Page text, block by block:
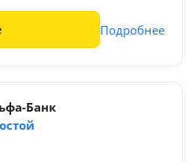
Подробнее
Банк